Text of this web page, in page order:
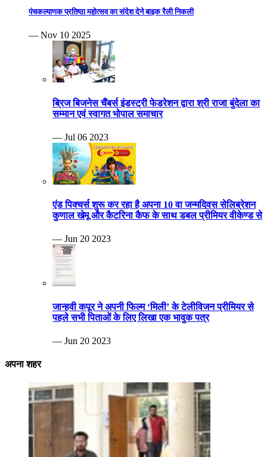
पंचकल्याणक प्रतिष्ठा महोत्सव का संदेश देने बाइक रैली निकली
— Nov 10 2025
ब्रिज बिजनेस चैंबर्स इंडस्ट्री फेडरेशन द्वारा श्री राजा बुंदेला का
सम्मान एवं स्वागत भोपाल समाचार
— Jul 06 2023
एंड पिक्चर्स शुरू कर रहा है अपना 10 वा जन्मदिवस सेलिब्रेशन
कुणाल खेमू और कैटरिना कैफ के साथ डबल प्रीमियर वीकेण्ड से
— Jun 20 2023
जान्हवी कपूर ने अपनी फिल्म ‘मिली’ के टेलीविजन प्रीमियर से
पहले सभी पिताओं के लिए लिखा एक भावुक पत्र
— Jun 20 2023
अपना शहर